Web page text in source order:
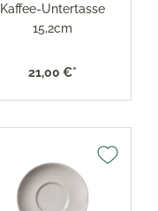
Kaffee-Untertasse
15,2cm
21,00 €*